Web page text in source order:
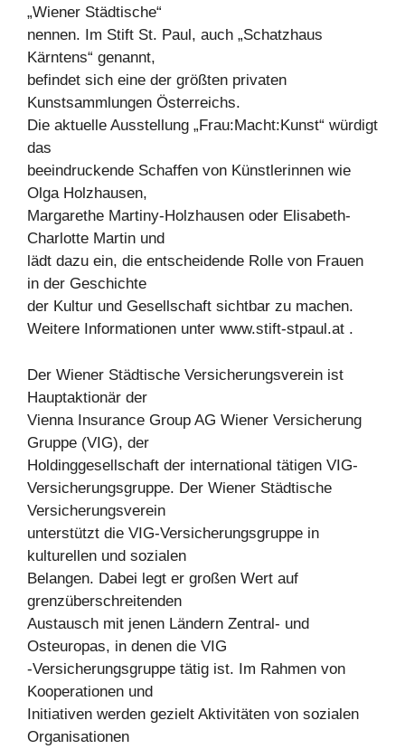
„Wiener Städtische“
nennen. Im Stift St. Paul, auch „Schatzhaus
Kärntens“ genannt,
befindet sich eine der größten privaten
Kunstsammlungen Österreichs.
Die aktuelle Ausstellung „Frau:Macht:Kunst“ würdigt
das
beeindruckende Schaffen von Künstlerinnen wie
Olga Holzhausen,
Margarethe Martiny-Holzhausen oder Elisabeth-
Charlotte Martin und
lädt dazu ein, die entscheidende Rolle von Frauen
in der Geschichte
der Kultur und Gesellschaft sichtbar zu machen.
Weitere Informationen unter www.stift-stpaul.at .
Der Wiener Städtische Versicherungsverein ist
Hauptaktionär der
Vienna Insurance Group AG Wiener Versicherung
Gruppe (VIG), der
Holdinggesellschaft der international tätigen VIG-
Versicherungsgruppe. Der Wiener Städtische
Versicherungsverein
unterstützt die VIG-Versicherungsgruppe in
kulturellen und sozialen
Belangen. Dabei legt er großen Wert auf
grenzüberschreitenden
Austausch mit jenen Ländern Zentral- und
Osteuropas, in denen die VIG
-Versicherungsgruppe tätig ist. Im Rahmen von
Kooperationen und
Initiativen werden gezielt Aktivitäten von sozialen
Organisationen